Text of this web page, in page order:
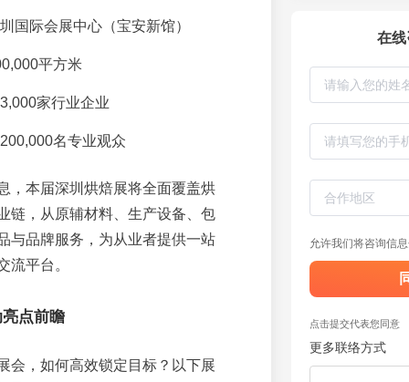
国际会展中心（宝安新馆）
平方米
家行业企业
名专业观众
，本届深圳烘焙展将全面覆盖烘
链，从原辅材料、生产设备、包
与品牌服务，为从业者提供一站
流平台。
点前瞻
会，如何高效锁定目标？以下展
在
允许我们将咨询信
点击提交代表您同意
更多联络方式